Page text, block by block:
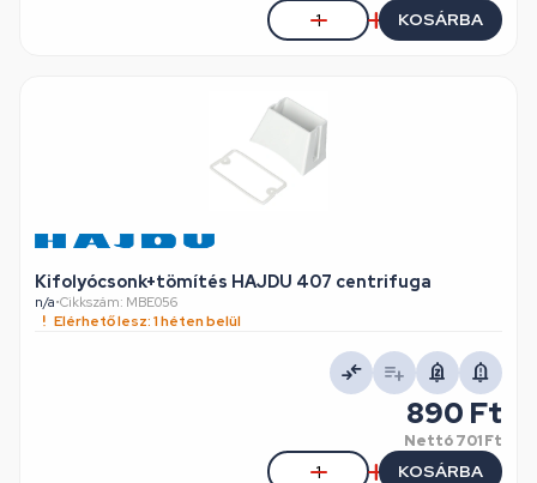
KOSÁRBA
Kifolyócsonk+tömítés HAJDU 407 centrifuga
n/a•Cikkszám: MBE056
Elérhető lesz: 1 héten belül
890 Ft
Nettó701 Ft
KOSÁRBA